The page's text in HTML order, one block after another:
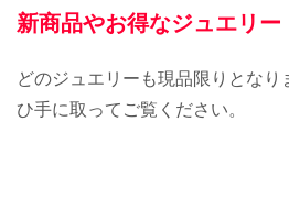
新商品やお得なジュエリー
どのジュエリーも現品限りとな
ひ手に取ってご覧ください。